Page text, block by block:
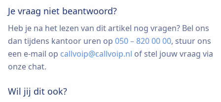
Je vraag niet beantwoord?
Heb je na het lezen van dit artikel nog vragen? Bel ons
dan tijdens kantoor uren op 050 – 820 00 00, stuur ons
een e-mail op callvoip@callvoip.nl of stel jouw vraag via
onze chat.
Wil jij dit ook?